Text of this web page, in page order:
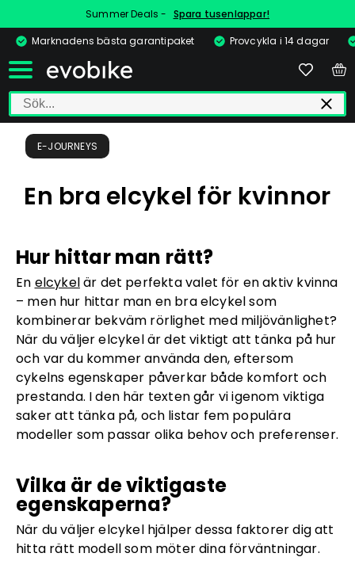
Summer Deals - Spara tusenlappar!
Marknadens bästa garantipaket
Provcykla i 14 dagar
E-JOURNEYS
En bra elcykel för kvinnor
Hur hittar man rätt?
En elcykelär det perfekta valet för en aktiv kvinna
– men hur hittar man en bra elcykel som
kombinerar bekväm rörlighet med miljövänlighet?
När du väljer elcykel är det viktigt att tänka på hur
och var du kommer använda den, eftersom
cykelns egenskaper påverkar både komfort och
prestanda. I den här texten går vi igenom viktiga
saker att tänka på, och listar fem populära
modeller som passar olika behov och preferenser.
Vilka är de viktigaste
egenskaperna?
När du väljer elcykel hjälper dessa faktorer dig att
hitta rätt modell som möter dina förväntningar.